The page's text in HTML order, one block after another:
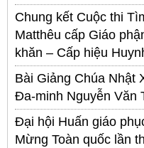
Chung kết Cuộc thi
Matthêu cấp Giáo
khăn – Cấp hiệu
Bài Giảng Chúa Nhật
Đa-minh Nguyễn Văn
Đại hội Huấn giáo
Mừng Toàn quốc lần